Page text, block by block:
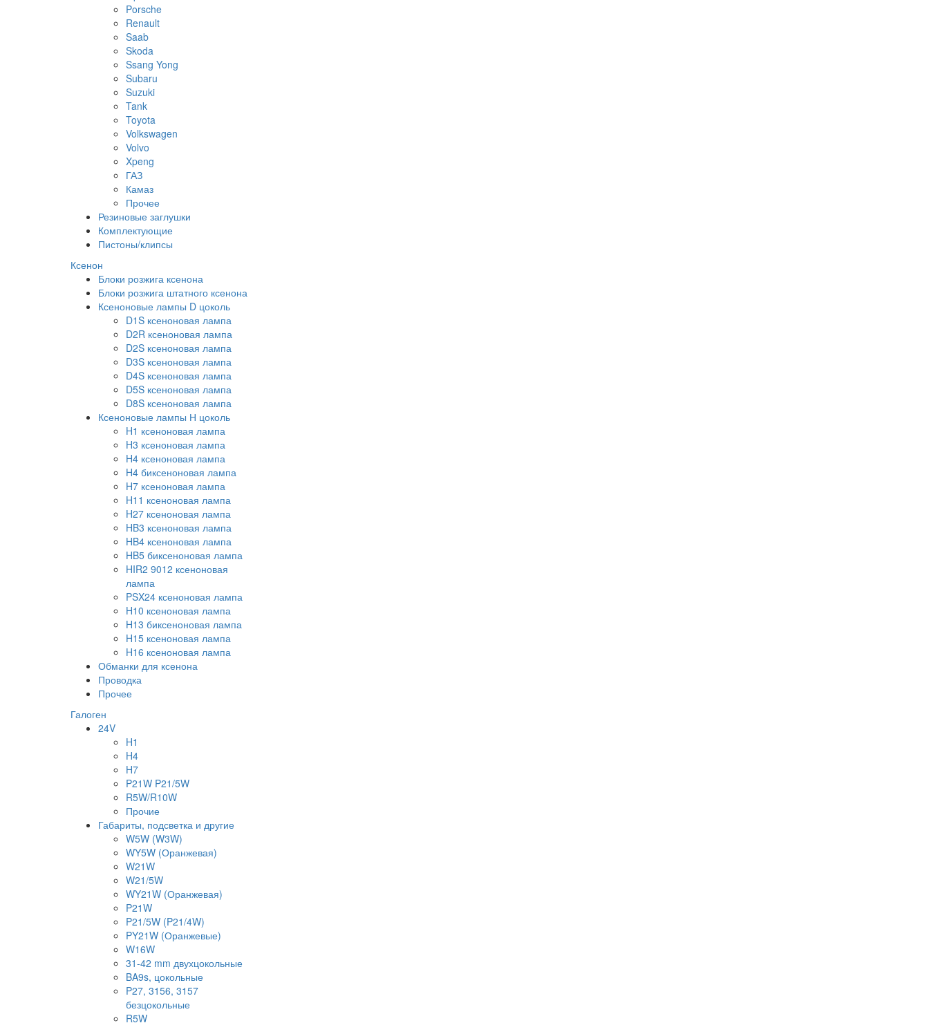
Porsche
Renault
Saab
Skoda
Ssang Yong
Subaru
Suzuki
Tank
Toyota
Volkswagen
Volvo
Xpeng
ГАЗ
Камаз
Прочее
Резиновые заглушки
Комплектующие
Пистоны/клипсы
Ксенон
Блоки розжига ксенона
Блоки розжига штатного ксенона
Ксеноновые лампы D цоколь
D1S ксеноновая лампа
D2R ксеноновая лампа
D2S ксеноновая лампа
D3S ксеноновая лампа
D4S ксеноновая лампа
D5S ксеноновая лампа
D8S ксеноновая лампа
Ксеноновые лампы Н цоколь
H1 ксеноновая лампа
H3 ксеноновая лампа
H4 ксеноновая лампа
H4 биксеноновая лампа
H7 ксеноновая лампа
H11 ксеноновая лампа
H27 ксеноновая лампа
HB3 ксеноновая лампа
HB4 ксеноновая лампа
HB5 биксеноновая лампа
HIR2 9012 ксеноновая
лампа
PSX24 ксеноновая лампа
H10 ксеноновая лампа
H13 биксеноновая лампа
H15 ксеноновая лампа
H16 ксеноновая лампа
Обманки для ксенона
Проводка
Прочее
Галоген
24V
H1
H4
H7
P21W P21/5W
R5W/R10W
Прочие
Габариты, подсветка и другие
W5W (W3W)
WY5W (Оранжевая)
W21W
W21/5W
WY21W (Оранжевая)
P21W
P21/5W (P21/4W)
PY21W (Оранжевые)
W16W
31-42 mm двухцокольные
BA9s, цокольные
P27, 3156, 3157
безцокольные
R5W